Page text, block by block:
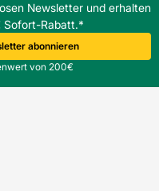
Newsletter und erhalten
Sofort-Rabatt.*
abonnieren
von 200€